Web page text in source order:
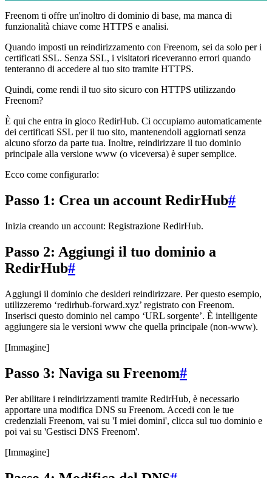
Freenom ti offre un'inoltro di dominio di base, ma manca di
funzionalità chiave come HTTPS e analisi.
Quando imposti un reindirizzamento con Freenom, sei da solo per i
certificati SSL. Senza SSL, i visitatori riceveranno errori quando
tenteranno di accedere al tuo sito tramite HTTPS.
Quindi, come rendi il tuo sito sicuro con HTTPS utilizzando
Freenom?
È qui che entra in gioco RedirHub. Ci occupiamo automaticamente
dei certificati SSL per il tuo sito, mantenendoli aggiornati senza
alcuno sforzo da parte tua. Inoltre, reindirizzare il tuo dominio
principale alla versione www (o viceversa) è super semplice.
Ecco come configurarlo:
Passo 1: Crea un account RedirHub#
Inizia creando un account: Registrazione RedirHub.
Passo 2: Aggiungi il tuo dominio a
RedirHub#
Aggiungi il dominio che desideri reindirizzare. Per questo esempio,
utilizzeremo ‘redirhub-forward.xyz’ registrato con Freenom.
Inserisci questo dominio nel campo ‘URL sorgente’. È intelligente
aggiungere sia le versioni www che quella principale (non-www).
[Immagine]
Passo 3: Naviga su Freenom#
Per abilitare i reindirizzamenti tramite RedirHub, è necessario
apportare una modifica DNS su Freenom. Accedi con le tue
credenziali Freenom, vai su 'I miei domini', clicca sul tuo dominio e
poi vai su 'Gestisci DNS Freenom'.
[Immagine]